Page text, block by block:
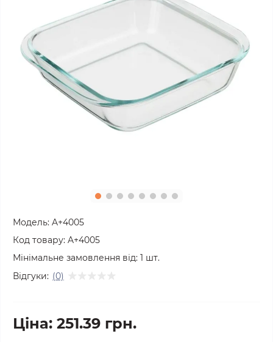
Модель: A+4005
Код товару: A+4005
Мінімальне замовлення від: 1 шт.
Відгуки: (0)
Ціна: 251.39 грн.